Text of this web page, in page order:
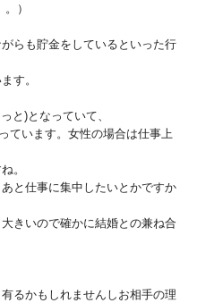
）
らも貯金をしているといった行
す。
と)となっていて、
ています。女性の場合は仕事上
。
と仕事に集中したいとかですか
きいので確かに結婚との兼ね合
るかもしれませんしお相手の理